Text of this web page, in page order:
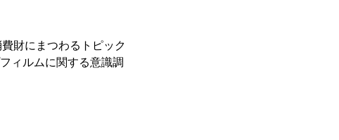
財にまつわるトピック
ィルムに関する意識調